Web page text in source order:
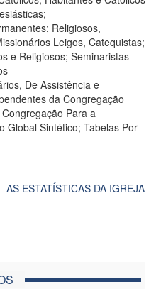
Religiosos,
Leigos, Catequistas;
e Religiosos; Seminaristas
De Assistência e
da Congregação
Para a
Global Sintético; Tabelas Por
ESTATÍSTICAS DA IGREJA